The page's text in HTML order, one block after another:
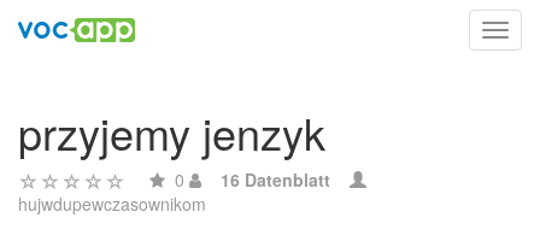
przyjemy jenzyk
0
16 Datenblatt
hujwdupewczasownikom